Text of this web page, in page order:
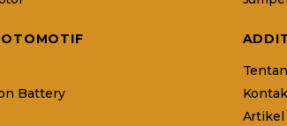
Battery
Kontak
Artikel